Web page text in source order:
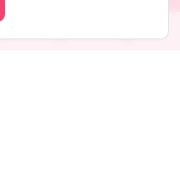
Firmy Blog